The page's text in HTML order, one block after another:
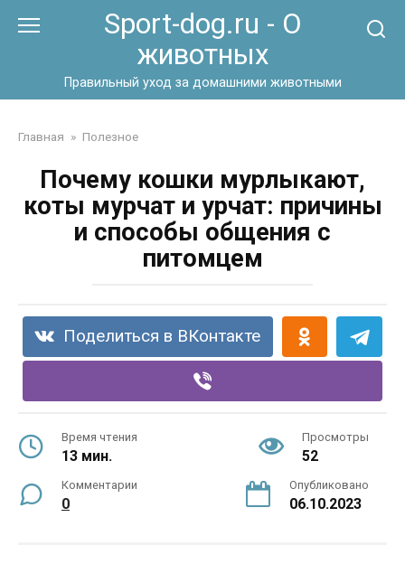
Sport-dog.ru - О
животных
Правильный уход за домашними животными
Главная » Полезное
Почему кошки мурлыкают,
коты мурчат и урчат: причины
и способы общения с
питомцем
Поделиться в ВКонтакте
Время чтения
13 мин.
Просмотры
52
Комментарии
0
Опубликовано
06.10.2023